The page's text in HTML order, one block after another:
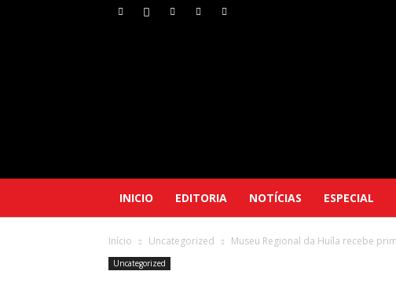
INICIO EDITORIA NOTÍCIAS ESPECIAL
Início Uncategorized Museu Regional da Huíla recebe
Uncategorized